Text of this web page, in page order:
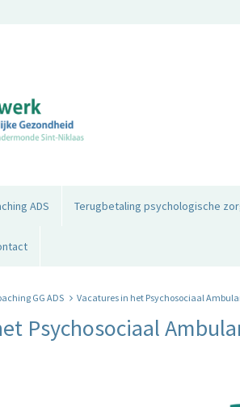
ADS Terugbetaling psychologische
GG ADS Vacatures in het Psychosociaal
Psychosociaal